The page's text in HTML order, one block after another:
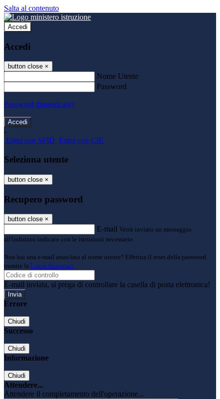
Salta al contenuto
Accedi
Accedi
button close ×
Nome Utente
Password
Password dimenticata?
-
Entra con SPID Entra con CIE
Seleziona utente
button close ×
Recupero password
button close ×
E-mail Verrà inviato un messaggio
all'indirizzo indicato con le istruzioni necessarie.
Non hai una e-mail associata al nome utente? Effettua il reset della password
tramite la Login Spaggiari
E-mail inviata, si prega di controllare la casella di posta elettronica!
Errore
Chiudi
Successo
Chiudi
Informazione
Chiudi
Attendere...
Attendere il completamento dell'operazione...